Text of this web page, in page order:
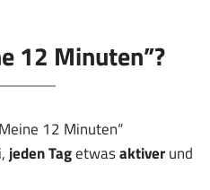
12 Minuten”?
12 Minuten“
jeden Tagetwasaktiverund